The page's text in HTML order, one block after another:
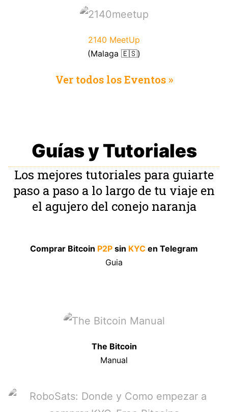
2140 MeetUp
(Malaga 🇪🇸)
Ver todos los Eventos »
Guías y Tutoriales
Los mejores tutoriales para guiarte
paso a paso a lo largo de tu viaje en
el agujero del conejo naranja
Comprar Bitcoin P2P sin KYC en Telegram
Guia
The Bitcoin
Manual